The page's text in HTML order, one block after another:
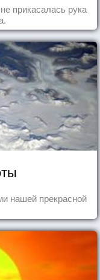
прикасалась рука
нашей прекрасной